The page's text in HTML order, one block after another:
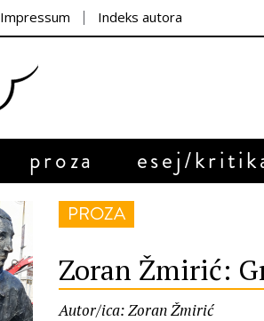
Impressum Indeks autora
proza esej/
PROZA
Zoran Žmirić:
Autor/ica: Zoran Žmirić